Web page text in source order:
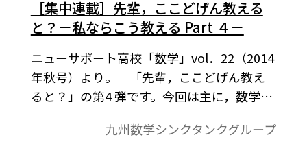
［集中連載］先輩，ここどげん教える
と？－私ならこう教える Part ４－
ニューサポート高校「数学」vol．22（2014
年秋号）より。 「先輩，ここどげん教え
ると？」の第4 弾です。今回は主に，数学Ⅱ
した。数学の問題を解くうえで頻出する不
九州数学シンクタンクグループ